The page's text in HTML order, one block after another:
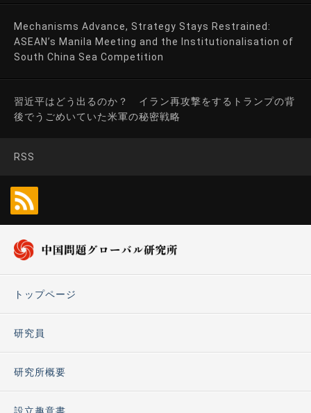
Mechanisms Advance, Strategy Stays Restrained:
ASEAN’s Manila Meeting and the Institutionalisation of
South China Sea Competition
習近平はどう出るのか？ イラン再攻撃をするトランプの背
後でうごめいていた米軍の秘密戦略
RSS
トップページ
研究員
研究所概要
設立趣意書